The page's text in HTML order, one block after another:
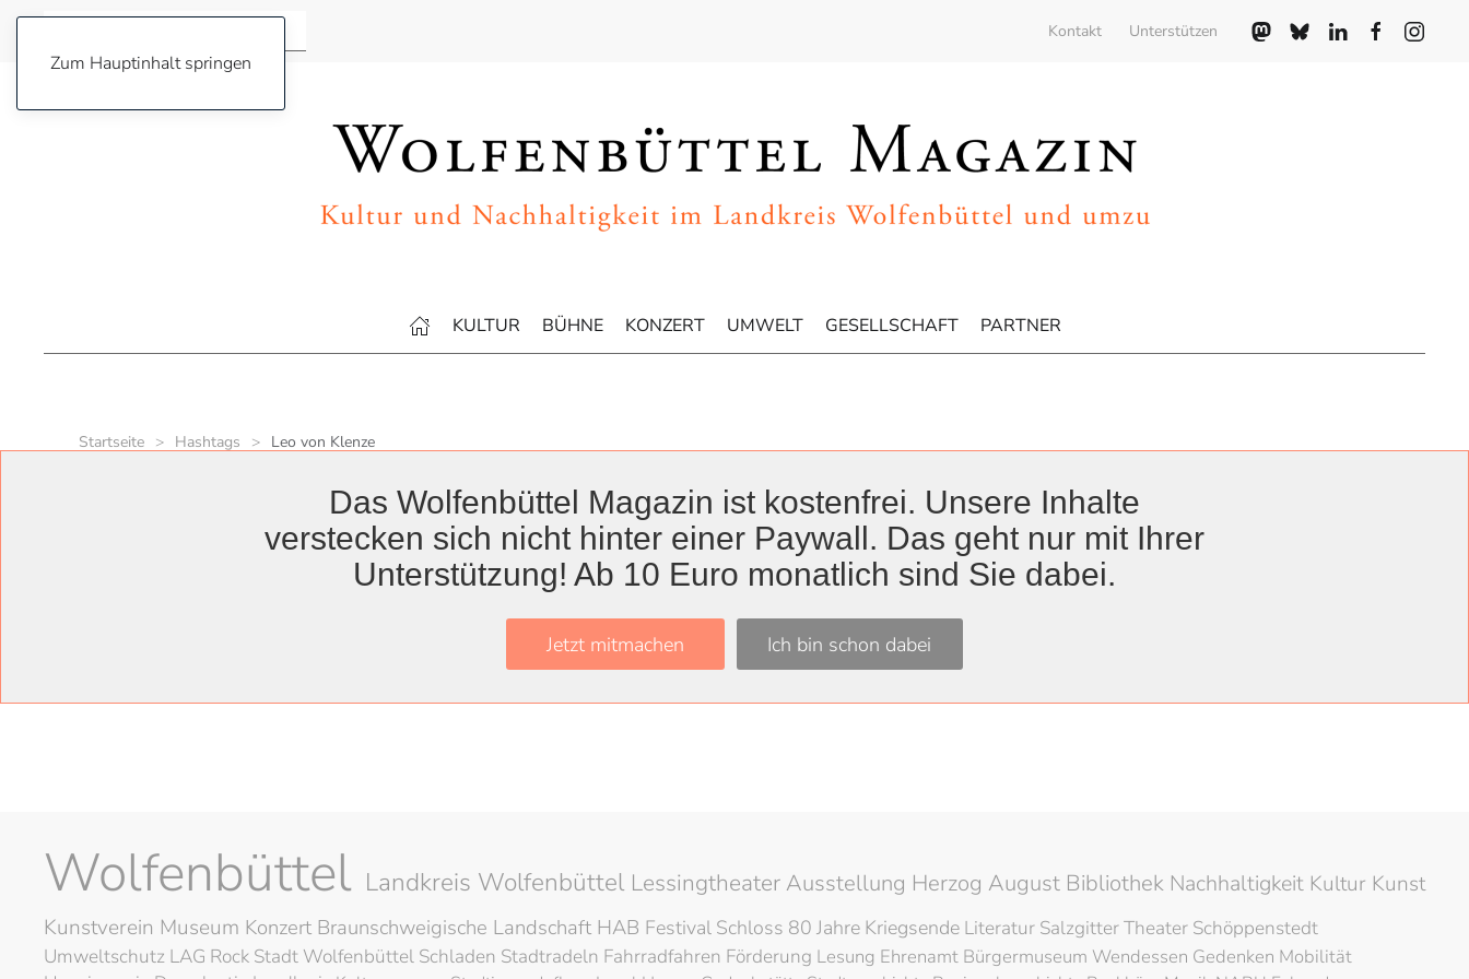
Zum Hauptinhalt springen
Kontakt Unterstützen
KULTUR BÜHNE KONZERT UMWELT GESELLSCHAFT PARTNER
Startseite Hashtags Leo von Klenze
Leo von Klenze
Regelmäßige Öffnungszeiten für Leo von Klenze-Museum
Wolfenbüttel Landkreis Wolfenbüttel Lessingtheater Ausstellung Herzog August Bibliothek Nachhaltigkeit Kultur Kunst
Kunstverein Museum Konzert Braunschweigische Landschaft HAB Festival Schloss 80 Jahre Kriegsende Literatur SalzgitterTheater Schöppenstedt
Umweltschutz LAG Rock Stadt Wolfenbüttel Schladen Stadtradeln Fahrradfahren Förderung Lesung Ehrenamt Bürgermuseum Wendessen Gedenken Mobilität
Das Wolfenbüttel Magazin ist kostenfrei. Unsere Inhalte
verstecken sich nicht hinter einer Paywall. Das geht nur mit Ihrer
Unterstützung! Ab 10 Euro monatlich sind Sie dabei.
Jetzt mitmachen Ich bin schon dabei